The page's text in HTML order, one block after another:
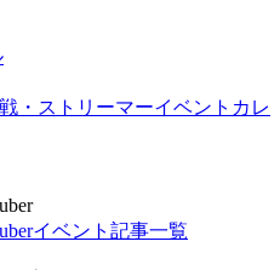
・ストリーマーイベントカレ
イベント記事一覧